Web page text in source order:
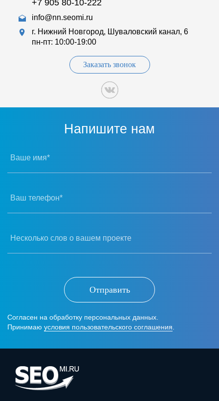
+7 905 80-10-222
info@nn.seomi.ru
г. Нижний Новгород, Шуваловский канал, 6
пн-пт: 10:00-19:00
Заказать звонок
Напишите нам
Ваше имя*
Ваш телефон*
Несколько слов о вашем проекте
Отправить
Согласен на обработку персональных данных.
Принимаю условия пользовательского соглашения